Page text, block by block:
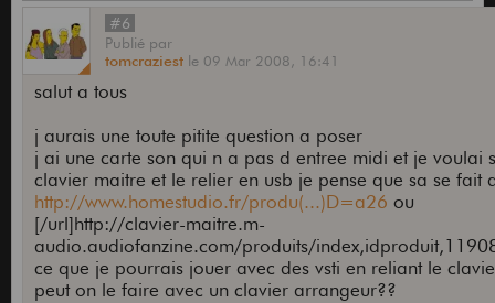
#6
Publié par
tomcraziest le 09 Mar 2008, 16:41
salut a tous
j aurais une toute pitite question a poser
j ai une carte son qui n a pas d entree midi et je voulai
clavier maitre et le relier en usb je pense que sa se fait
http://www.homestudio.fr/produ(...)D=a26 ou
[/url]http://clavier-maitre.m-
audio.audiofanzine.com/produits/
ce que je pourrais jouer avec des vsti en reliant le
peut on le faire avec un clavier arrangeur??